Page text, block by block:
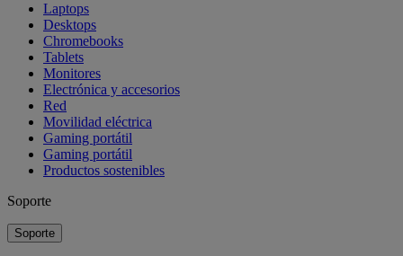
Laptops
Desktops
Chromebooks
Tablets
Monitores
Electrónica y accesorios
Red
Movilidad eléctrica
Gaming portátil
Gaming portátil
Productos sostenibles
Soporte
Soporte